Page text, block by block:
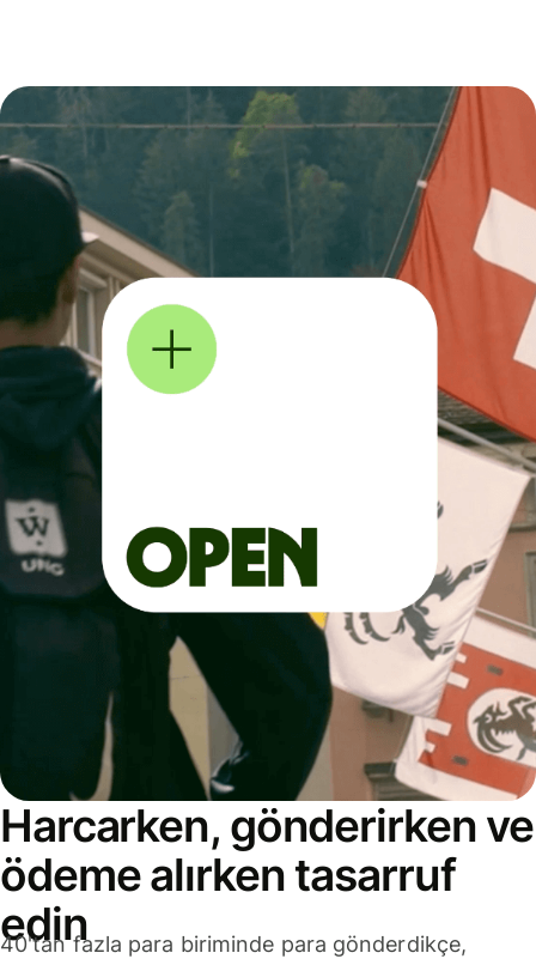
Harcarken, gönderirken ve
ödeme alırken tasarruf
edin
40'tan fazla para biriminde para gönderdikçe,